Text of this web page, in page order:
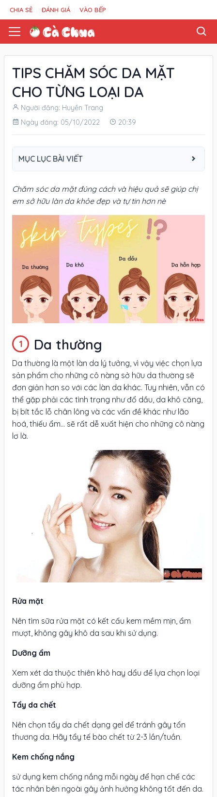
CHIA SẺ ĐÁNH GIÁ VÀO BẾP
TIPS CHĂM SÓC DA MẶT
CHO TỪNG LOẠI DA
Người đăng: Huyền Trang
Ngày đăng: 05/10/2022
20:39
MỤC LỤC BÀI VIẾT
Chăm sóc da mặt đúng cách và hiệu quả sẽ giúp chị
em sở hữu làn da khỏe đẹp và tự tin hơn nè
Da thường
Da thường là một làn da lý tưởng, vì vậy việc chọn lựa
sản phẩm cho những cô nàng sở hữu da thường sẽ
đơn giản hơn so với các làn da khác. Tuy nhiên, vẫn có
thể gặp phải các tình trạng như đổ dầu, da khô căng,
bị bít tắc lỗ chân lông và các vấn đề khác như lão
hoá, thiếu ẩm… sẽ rất dễ xuất hiện cho những cô nàng
lơ là.
Rửa mặt
Nên tìm sữa rửa mặt có kết cấu kem mềm mịn, ẩm
mượt, không gây khô da sau khi sử dụng.
Dưỡng ẩm
Xem xét da thuộc thiên khô hay dẩu để lựa chọn loại
dưỡng ẩm phù hợp.
Tẩy da chết
Nên chọn tẩy da chết dạng gel để tránh gây tổn
thương da. Hãy tẩy tế bào chết từ 2-3 lần/tuần.
Kem chống nắng
sử dụng kem chống nắng mỗi ngày để hạn chế các
tác nhân bên ngoài gây ảnh hưởng không tốt đến da.